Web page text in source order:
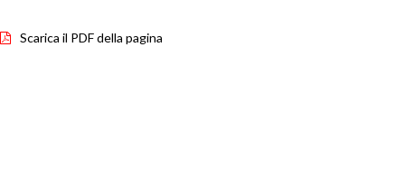
Scarica il PDF della pagina